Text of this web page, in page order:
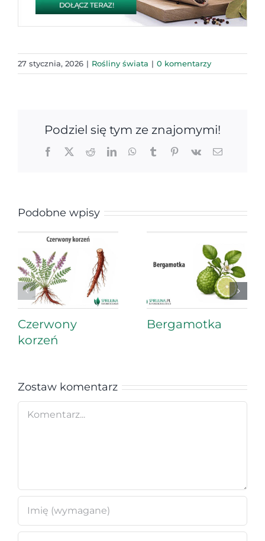
27 stycznia, 2026 | Rośliny świata | 0 komentarzy
Podziel się tym ze znajomymi!
Facebook
X RedditLinkedInWhatsApp
TumblrPinterest
Vk Email
Podobne wpisy
Czerwony
korzeń
Bergamotka
Zostaw komentarz